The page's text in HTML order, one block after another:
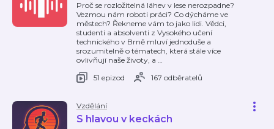
Proč se rozložitelná láhev v lese nerozpadne?
Vezmou nám roboti práci? Co dýcháme ve
městech? Řekneme vám to jako lidi. Vědci,
studenti a absolventi z Vysokého učení
technického v Brně mluví jednoduše a
srozumitelně o tématech, která stále více
ovlivňují naše životy, a …
51 epizod
167 odběratelů
Vzdělání
S hlavou v keckách